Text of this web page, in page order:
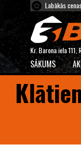
Labākās
Kr. Barona iela 111,
SĀKUMS